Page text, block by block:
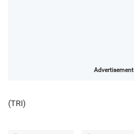
Advertisement
(TRI)